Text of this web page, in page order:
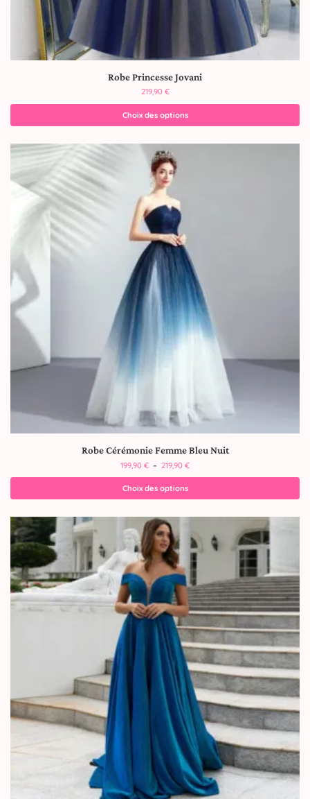
Robe Princesse Jovani
219,90 €
Choix des options
Robe Cérémonie Femme Bleu Nuit
199,90 € – 219,90 €
Choix des options